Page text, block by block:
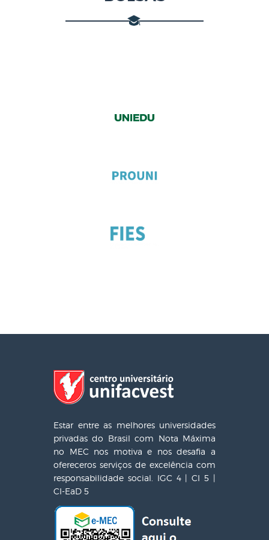
Estar entre as melhores universidades
privadas do Brasil com Nota Máxima
no MEC nos motiva e nos desafia a
ofereceros serviços de excelência com
responsabilidade social. IGC 4 | CI 5 |
CI-EaD 5